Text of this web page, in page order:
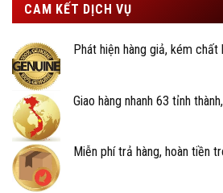
CAM KẾT DỊCH VỤ
Phát hiện hàng giả, kém chất
Giao hàng nhanh 63 tỉnh
Miễn phí trả hàng, hoàn tiền